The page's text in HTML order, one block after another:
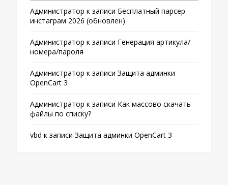
Администратор к записи Бесплатный парсер
инстаграм 2026 (обновлен)
Администратор к записи Генерация артикула/
номера/пароля
Администратор к записи Защита админки
OpenCart 3
Администратор к записи Как массово скачать
файлы по списку?
vbd к записи Защита админки OpenCart 3